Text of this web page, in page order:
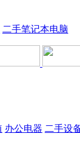
二手笔记本电脑
办公电器 二手设